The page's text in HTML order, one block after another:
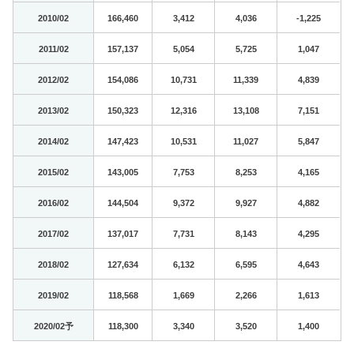
2010/02 166,460 3,412 4,036 -1,225
2011/02 157,137 5,054 5,725 1,047
2012/02 154,086 10,731 11,339 4,839
2013/02 150,323 12,316 13,108 7,151
2014/02 147,423 10,531 11,027 5,847
2015/02 143,005 7,753 8,253 4,165
2016/02 144,504 9,372 9,927 4,882
2017/02 137,017 7,731 8,143 4,295
2018/02 127,634 6,132 6,595 4,643
2019/02 118,568 1,669 2,266 1,613
2020/02予 118,300 3,340 3,520 1,400